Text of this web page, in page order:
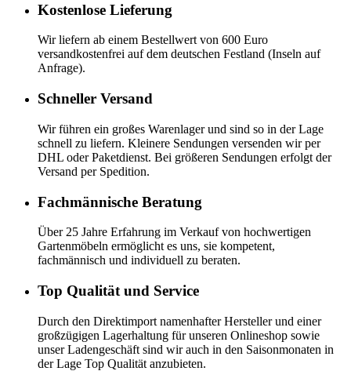
Kostenlose Lieferung
Wir liefern ab einem Bestellwert von 600 Euro
versandkostenfrei auf dem deutschen Festland (Inseln auf
Anfrage).
Schneller Versand
Wir führen ein großes Warenlager und sind so in der Lage
schnell zu liefern. Kleinere Sendungen versenden wir per
DHL oder Paketdienst. Bei größeren Sendungen erfolgt der
Versand per Spedition.
Fachmännische Beratung
Über 25 Jahre Erfahrung im Verkauf von hochwertigen
Gartenmöbeln ermöglicht es uns, sie kompetent,
fachmännisch und individuell zu beraten.
Top Qualität und Service
Durch den Direktimport namenhafter Hersteller und einer
großzügigen Lagerhaltung für unseren Onlineshop sowie
unser Ladengeschäft sind wir auch in den Saisonmonaten in
der Lage Top Qualität anzubieten.